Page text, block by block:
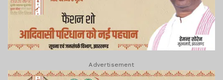
Advertisement